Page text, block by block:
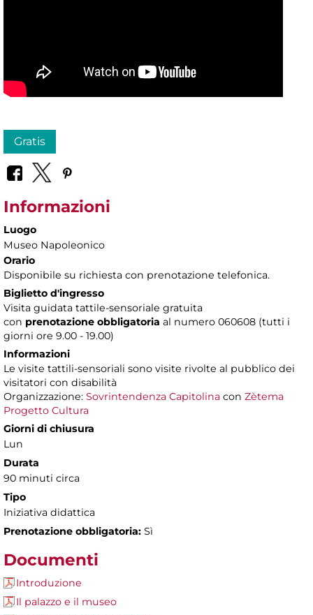
Gratis
Informazioni
Luogo
Museo Napoleonico
Orario
Disponibile su richiesta con prenotazione telefonica.
Biglietto d'ingresso
Visita guidata tattile-sensoriale gratuita
con prenotazione obbligatoria al numero 060608 (tutti i
giorni ore 9.00 - 19.00)
Informazioni
Le visite tattili-sensoriali sono visite rivolte al pubblico dei
visitatori con disabilità
Organizzazione: Sovrintendenza Capitolina con Zètema
Progetto Cultura
Giorni di chiusura
Lun
Durata
90 minuti circa
Tipo
Iniziativa didattica
Prenotazione obbligatoria: Sì
Documenti
Introduzione
Il palazzo e il museo